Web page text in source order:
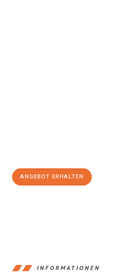
ANGEBOT ERHALTEN
INFORMATIONEN